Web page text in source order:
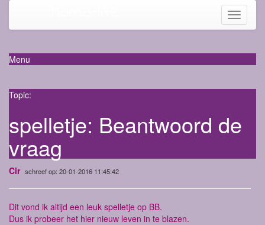
Toggle
Menu
Topic:
spelletje: Beantwoord de
vraag
Cir schreef op: 20-01-2016 11:45:42
Dit vond ik altijd een leuk spelletje op BB.
Dus ik probeer het hier nieuw leven in te blazen.